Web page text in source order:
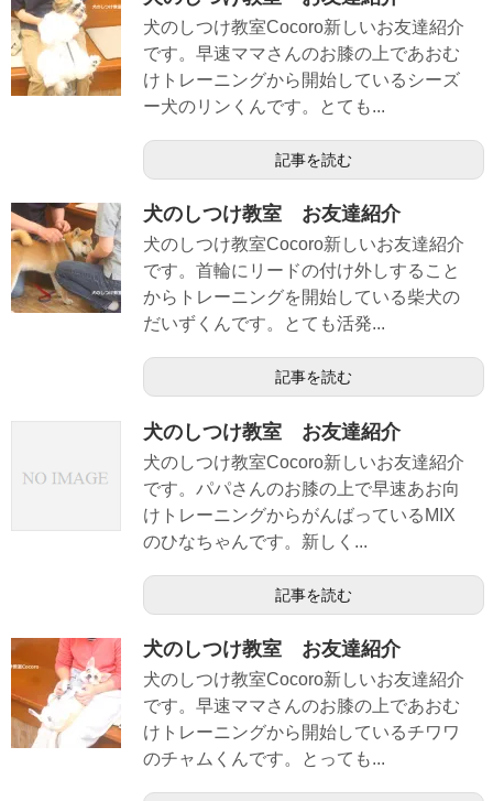
犬のしつけ教室Cocoro新しいお友達紹介
です。早速ママさんのお膝の上であおむ
けトレーニングから開始しているシーズ
ー犬のリンくんです。とても...
記事を読む
犬のしつけ教室 お友達紹介
犬のしつけ教室Cocoro新しいお友達紹介
です。首輪にリードの付け外しすること
からトレーニングを開始している柴犬の
だいずくんです。とても活発...
記事を読む
犬のしつけ教室 お友達紹介
犬のしつけ教室Cocoro新しいお友達紹介
です。パパさんのお膝の上で早速あお向
けトレーニングからがんばっているMIX
のひなちゃんです。新しく...
記事を読む
犬のしつけ教室 お友達紹介
犬のしつけ教室Cocoro新しいお友達紹介
です。早速ママさんのお膝の上であおむ
けトレーニングから開始しているチワワ
のチャムくんです。とっても...